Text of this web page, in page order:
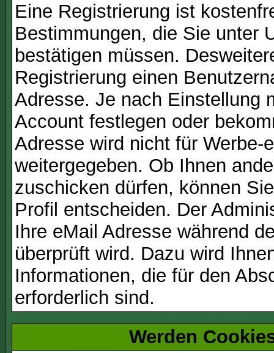
Eine Registrierung ist
Bestimmungen, die Sie unter
bestätigen müssen.
Registrierung einen
Adresse. Je nach Einstellung
Account festlegen oder
Adresse wird nicht für
weitergegeben. Ob Ihnen
zuschicken dürfen, können
Profil entscheiden. Der
Ihre eMail Adresse während
überprüft wird. Dazu wird
Informationen, die für den
erforderlich sind.
Werden